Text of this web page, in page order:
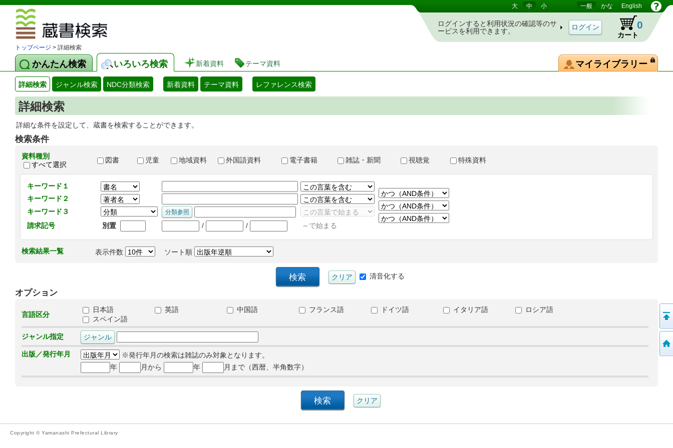
大 中 小 一般 かな English
ログインすると利用状況の確認等のサ
ービスを利用できます。
カート
0
トップページ > 詳細検索
かんたん検索 いろいろ検索 新着資料 テーマ資料 マイライブラリー
詳細検索 ジャンル検索 NDC分類検索 新着資料 テーマ資料 レファレンス検索
詳細検索
詳細な条件を設定して、蔵書を検索することができます。
検索条件
資料種別
すべて選択
図書 児童 地域資料 外国語資料 電子書籍 雑誌・新聞 視聴覚 特殊資料
キーワード１
キーワード２
キーワード３
請求記号
別置 / / ～で始まる
検索結果一覧 表示件数 ソート順
清音化する
オプション
言語区分
日本語 英語 中国語 フランス語 ドイツ語 イタリア語
ロシア語
スペイン語
ジャンル指定
出版／発行年月
※発行年月の検索は雑誌のみ対象となります。
年
月から 年 月まで（西暦、半角数字）
Copyright © Yamanashi Prefectural Library